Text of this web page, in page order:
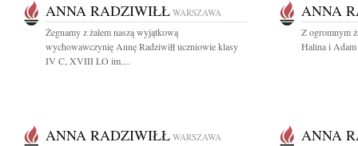
ANNA RADZIWIŁŁ WARSZAWA
Żegnamy z żalem naszą wyjątkową
wychowawczynię Annę Radziwiłł uczniowie klasy
IV C, XVIII LO im....
ANNA
Z ogromnym
Halina i
ANNA RADZIWIŁŁ WARSZAWA ANNA